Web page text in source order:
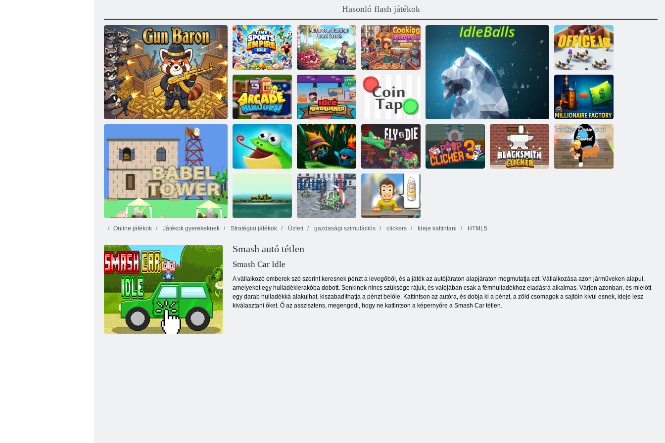
Hasonló flash játékok
Tiny Sports
Empire Idle
Gombavadászat:
Erdőkeresés
Főzési pillanatok Hivatal. IO
Árkádépítő Idle étterem
Bábel torony
Érme csap Milliomos gyár
Elkapja a békát Orkio
Repülj vagy halj
meg
Birodalom sziget
Online játékok Játékok gyerekeknek Stratégiai játékok Üzleti gazdasági szimulációs clickers Ideje kattintani HTML5
Smash autó tétlen
Smash Car Idle
A vállalkozó emberek szó szerint keresnek pénzt a levegőből, és a játék az autójáraton alapjáraton megmutatja ezt. Vállalkozása azon járműveken alapul,
amelyeket egy hulladéklerakóba dobott. Senkinek nincs szüksége rájuk, és valójában csak a fémhulladékhoz eladásra alkalmas. Várjon azonban, és mielőtt
egy darab hulladékká alakulhat, kiszabadíthatja a pénzt belőle. Kattintson az autóra, és dobja ki a pénzt, a zöld csomagok a sajtóin kívül esnek, ideje lesz
kiválasztani őket. Ő az asszisztens, megengedi, hogy ne kattintson a képernyőre a Smash Car tétlen.